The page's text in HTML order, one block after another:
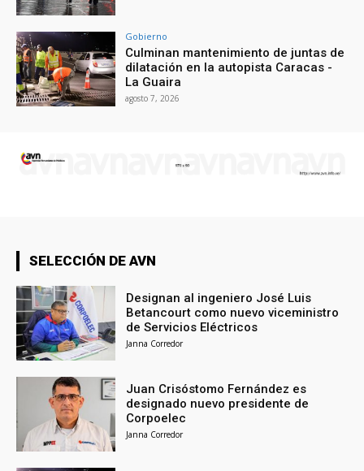
Gobierno
Culminan mantenimiento de juntas de
dilatación en la autopista Caracas -
La Guaira
agosto 7, 2026
SELECCIÓN DE AVN
Designan al ingeniero José Luis
Betancourt como nuevo viceministro
de Servicios Eléctricos
Janna Corredor
Juan Crisóstomo Fernández es
designado nuevo presidente de
Corpoelec
Janna Corredor